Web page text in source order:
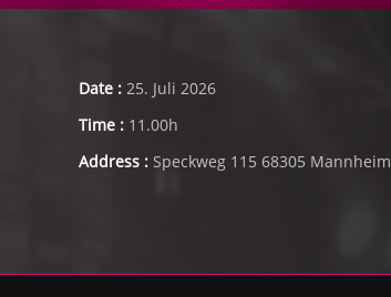
Date : 25. Juli 2026
Time : 11.00h
Address : Speckweg 115 68305 Mannheim